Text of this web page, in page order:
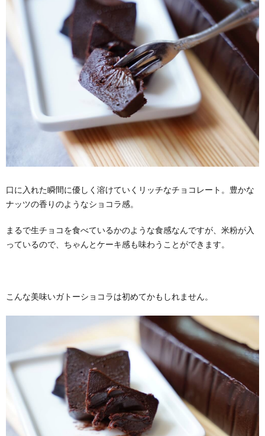
口に入れた瞬間に優しく溶けていくリッチなチョコレート。豊かな
ナッツの香りのようなショコラ感。
まるで生チョコを食べているかのような食感なんですが、米粉が入
っているので、ちゃんとケーキ感も味わうことができます。
こんな美味いガトーショコラは初めてかもしれません。